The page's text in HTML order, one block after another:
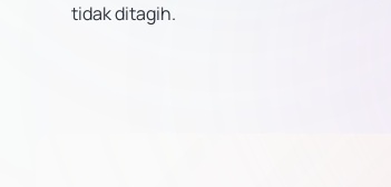
tidak ditagih.